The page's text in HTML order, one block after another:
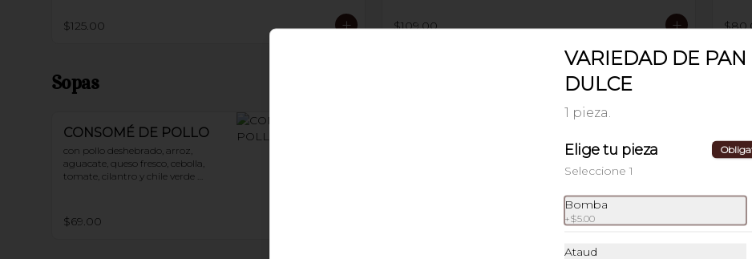
$125.00 $109.00
Sopas
CONSOMÉ DE POLLO
con pollo deshebrado, arroz,
aguacate, queso fresco, cebolla,
tomate, cilantro y chile verde
$69.00
VARIEDAD DE PAN
DULCE
1 pieza.
Elige tu pieza
Seleccione 1
Bomba
+$5.00
Ataud